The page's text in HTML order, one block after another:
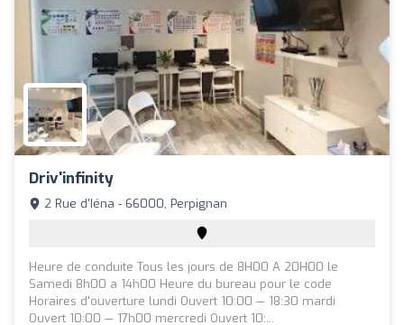
Driv'infinity
2 Rue d'Iéna - 66000, Perpignan
Heure de conduite Tous les jours de 8H00 A 20H00 le
Samedi 8h00 a 14h00 Heure du bureau pour le code
Horaires d'ouverture lundi Ouvert 10:00 — 18:30 mardi
Ouvert 10:00 — 17h00 mercredi Ouvert 10:...